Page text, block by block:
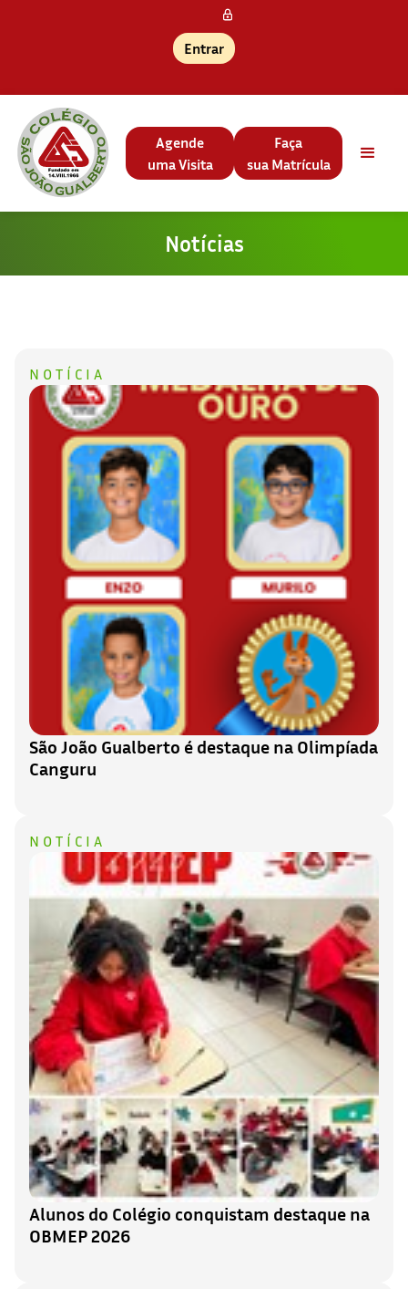
Entrar
Agende
uma Visita
Faça
sua Matrícula
Notícias
NOTÍCIA
São João Gualberto é destaque na Olimpíada
Canguru
NOTÍCIA
Alunos do Colégio conquistam destaque na
OBMEP 2026